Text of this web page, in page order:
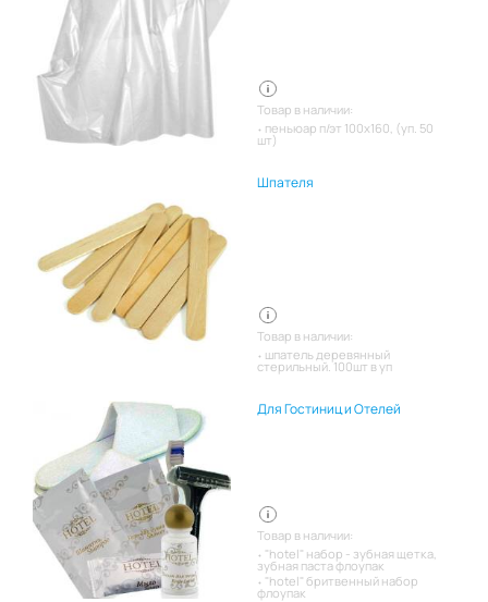
Товар в наличии:
пеньюар п/эт 100х160, (уп. 50
шт)
Шпателя
Товар в наличии:
шпатель деревянный
стерильный. 100шт в уп
Для Гостиниц и Отелей
Товар в наличии:
"hotel" набор - зубная щетка,
зубная паста флоупак
"hotel" бритвенный набор
флоупак